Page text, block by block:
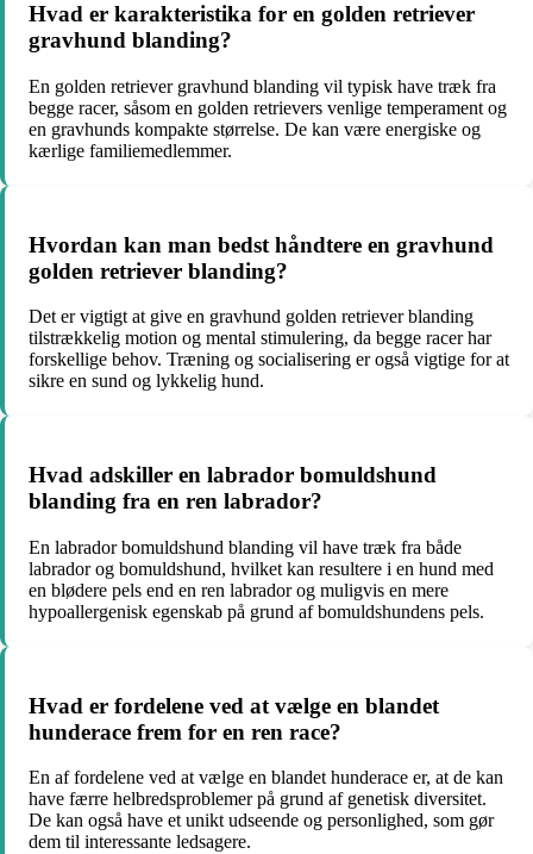
Hvad er karakteristika for en golden retriever
gravhund blanding?
En golden retriever gravhund blanding vil typisk have træk fra
begge racer, såsom en golden retrievers venlige temperament og
en gravhunds kompakte størrelse. De kan være energiske og
kærlige familiemedlemmer.
Hvordan kan man bedst håndtere en gravhund
golden retriever blanding?
Det er vigtigt at give en gravhund golden retriever blanding
tilstrækkelig motion og mental stimulering, da begge racer har
forskellige behov. Træning og socialisering er også vigtige for at
sikre en sund og lykkelig hund.
Hvad adskiller en labrador bomuldshund
blanding fra en ren labrador?
En labrador bomuldshund blanding vil have træk fra både
labrador og bomuldshund, hvilket kan resultere i en hund med
en blødere pels end en ren labrador og muligvis en mere
hypoallergenisk egenskab på grund af bomuldshundens pels.
Hvad er fordelene ved at vælge en blandet
hunderace frem for en ren race?
En af fordelene ved at vælge en blandet hunderace er, at de kan
have færre helbredsproblemer på grund af genetisk diversitet.
De kan også have et unikt udseende og personlighed, som gør
dem til interessante ledsagere.